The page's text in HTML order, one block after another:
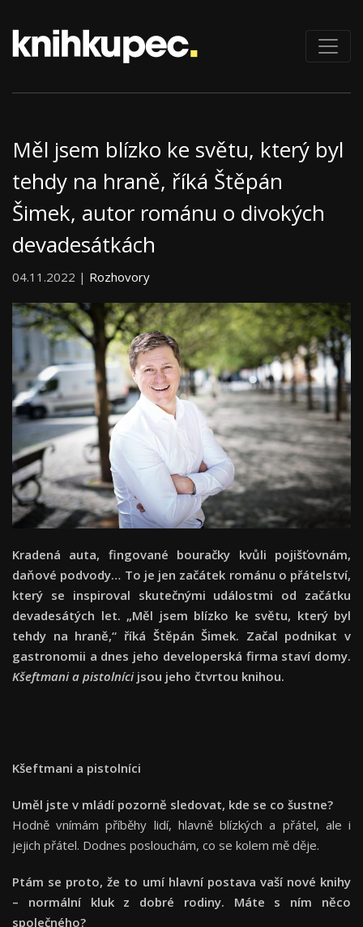
Měl jsem blízko ke světu, který byl
tehdy na hraně, říká Štěpán
Šimek, autor románu o divokých
devadesátkách
04.11.2022 | Rozhovory
Kradená auta, fingované bouračky kvůli pojišťovnám,
daňové podvody… To je jen začátek románu o přátelství,
který se inspiroval skutečnými událostmi od začátku
devadesátých let. „Měl jsem blízko ke světu, který byl
tehdy na hraně,“ říká Štěpán Šimek. Začal podnikat v
gastronomii a dnes jeho developerská firma staví domy.
Kšeftmani a pistolnícijsou jeho čtvrtou knihou.
Kšeftmani a pistolníci
Uměl jste v mládí pozorně sledovat, kde se co šustne?
Hodně vnímám příběhy lidí, hlavně blízkých a přátel, ale i
jejich přátel. Dodnes poslouchám, co se kolem mě děje.
Ptám se proto, že to umí hlavní postava vaší nové knihy
– normální kluk z dobré rodiny. Máte s ním něco
společného?